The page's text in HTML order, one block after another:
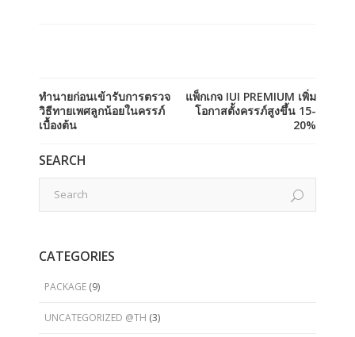
ทำนายก่อนเข้ารับการตรวจ
วิธีทายเพศลูกน้อยในครรภ์
เบื้องต้น
แพ็กเกจ IUI PREMIUM เพิ่ม
โอกาสตั้งครรภ์สูงขึ้น 15-
20%
SEARCH
CATEGORIES
PACKAGE (9)
UNCATEGORIZED @TH (3)